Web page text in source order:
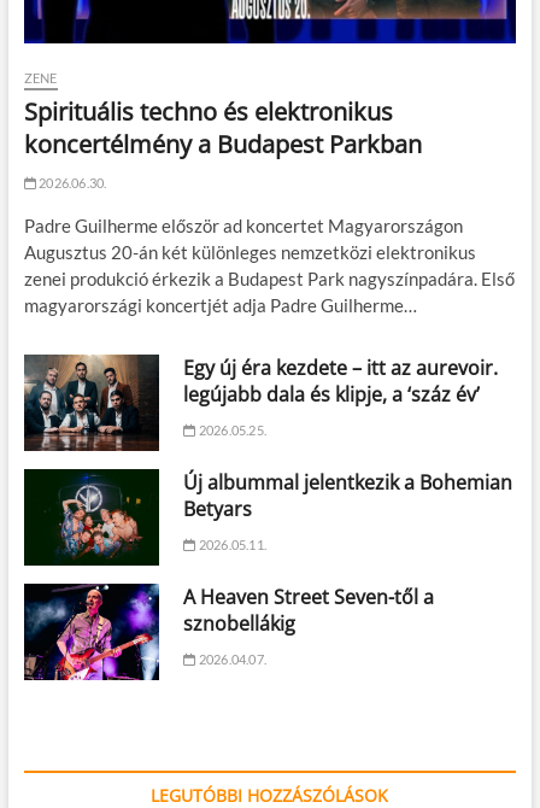
ZENE
Spirituális techno és elektronikus
koncertélmény a Budapest Parkban
2026.06.30.
Padre Guilherme először ad koncertet Magyarországon
Augusztus 20-án két különleges nemzetközi elektronikus
zenei produkció érkezik a Budapest Park nagyszínpadára. Első
magyarországi koncertjét adja Padre Guilherme…
Egy új éra kezdete – itt az aurevoir.
legújabb dala és klipje, a ‘száz év’
2026.05.25.
Új albummal jelentkezik a Bohemian
Betyars
2026.05.11.
A Heaven Street Seven-től a
sznobellákig
2026.04.07.
LEGUTÓBBI HOZZÁSZÓLÁSOK